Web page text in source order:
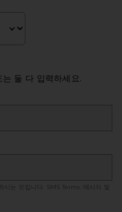
둘 다 입력하세요.
시는 것입니다. SMS Terms
. 메시지 및